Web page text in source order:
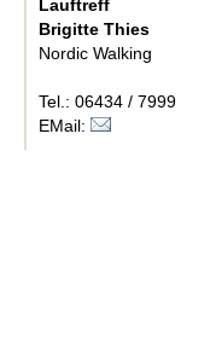
Lauftreff
Brigitte Thies
Nordic Walking
Tel.: 06434 / 7999
EMail: